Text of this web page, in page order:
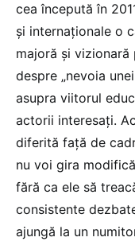
cea începută în
și internaționale o
majoră și vizionară
despre „nevoia
asupra viitorul
actorii interesați.
diferită față de
nu voi gira
fără ca ele să
consistente
ajungă la un